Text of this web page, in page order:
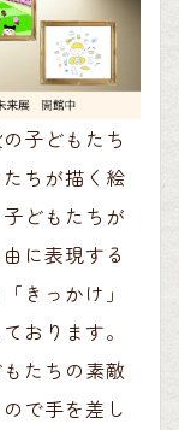
子どもたち
ちが描く絵
どもたちが
に表現する
きっかけ」
おります。
たちの素敵
で手を差し